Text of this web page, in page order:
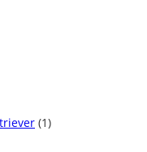
(1)